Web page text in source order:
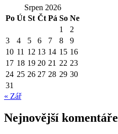
Srpen 2026
Po Út St Čt Pá So Ne
1
2
3
4 5 6 7 8
9
10 11 12 13 14 15 16
17 18 19 20 21 22 23
24 25 26 27 28 29 30
31
« Zář
Nejnovější komentáře